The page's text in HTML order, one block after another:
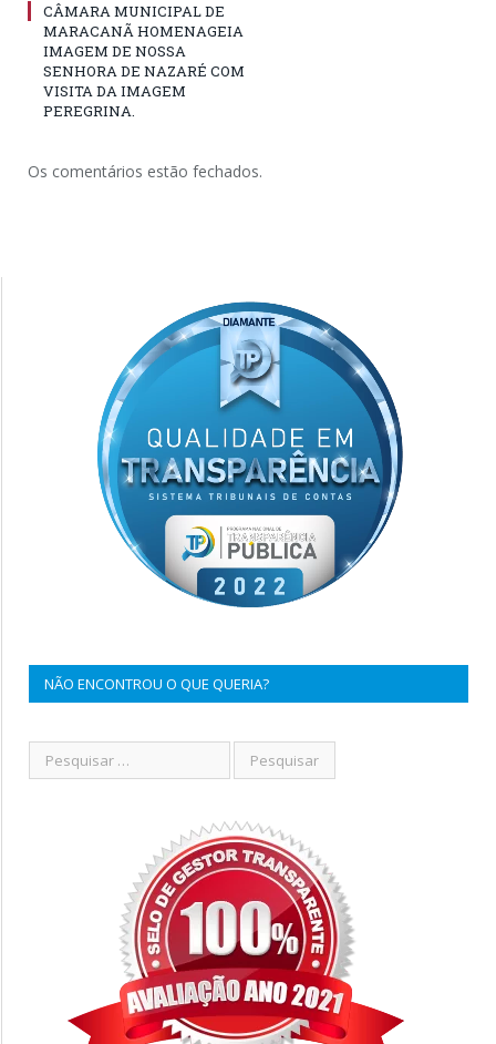
CÂMARA MUNICIPAL DE
MARACANÃ HOMENAGEIA
IMAGEM DE NOSSA
SENHORA DE NAZARÉ COM
VISITA DA IMAGEM
PEREGRINA.
Os comentários estão fechados.
NÃO ENCONTROU O QUE QUERIA?